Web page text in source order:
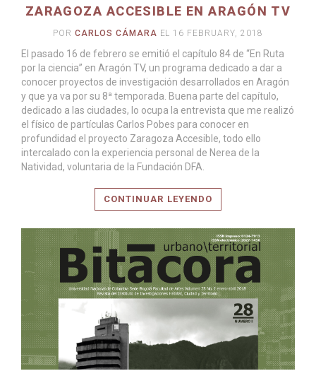
ZARAGOZA ACCESIBLE EN ARAGÓN TV
PORCARLOS CÁMARA EL 16 FEBRUARY, 2018
El pasado 16 de febrero se emitió el capítulo 84 de “En Ruta
por la ciencia” en Aragón TV, un programa dedicado a dar a
conocer proyectos de investigación desarrollados en Aragón
y que ya va por su 8ª temporada. Buena parte del capítulo,
dedicado a las ciudades, lo ocupa la entrevista que me realizó
el físico de partículas Carlos Pobes para conocer en
profundidad el proyecto Zaragoza Accesible, todo ello
intercalado con la experiencia personal de Nerea de la
Natividad, voluntaria de la Fundación DFA.
CONTINUAR LEYENDO
LEER MÁS